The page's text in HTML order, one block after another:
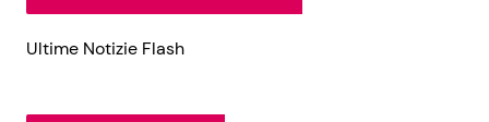
Ultime Notizie Flash